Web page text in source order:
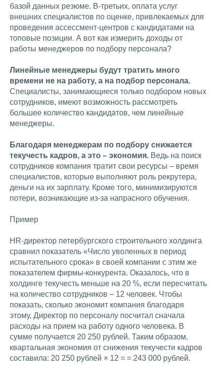
базой данных резюме. В-третьих, оплата услуг
внешних специалистов по оценке, привлекаемых для
проведения ассессмент-центров с кандидатами на
топовые позиции. А вот как измерить доходы от
работы менеджеров по подбору персонала?
Линейные менеджеры будут тратить много
времени не на работу, а на подбор персонала.
Специалисты, занимающиеся только подбором новых
сотрудников, имеют возможность рассмотреть
большее количество кандидатов, чем линейные
менеджеры.
Благодаря менеджерам по подбору снижается
текучесть кадров, а это – экономия. Ведь на поиск
сотрудников компания тратит свои ресурсы – время
специалистов, которые выполняют роль рекрутера,
деньги на их зарплату. Кроме того, минимизируются
потери, возникающие из-за напрасного обучения.
Пример
HR-директор петербургского строительного холдинга
сравнил показатель «Число уволенных в период
испытательного срока» в своей компании с этим же
показателем фирмы-конкурента. Оказалось, что в
холдинге текучесть меньше на 20 %, если пересчитать
на количество сотрудников – 12 человек. Чтобы
показать, сколько экономит компания благодаря
этому, Директор по персоналу посчитал сначала
расходы на прием на работу одного человека. В
сумме получается 20 250 рублей. Таким образом,
квартальная экономия от снижения текучести кадров
составила: 20 250 рублей × 12 = = 243 000 рублей.